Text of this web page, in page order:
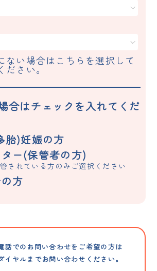
ない場合はこちらを選択して
ださい。
合はチェックを入れてくだ
胎)妊娠の方
ター(保管者の方)
されている方のみご選択ください
方
話でのお問い合わせをご希望の方は
イヤルまでお問い合わせください。